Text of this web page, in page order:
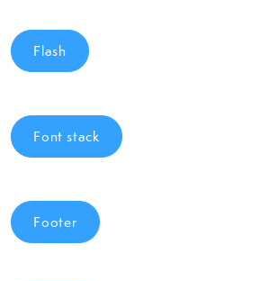
Flash
Font stack
Footer